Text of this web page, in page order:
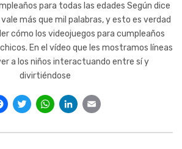
para todas las edades Según dice
más que mil palabras, y esto es verdad
cómo los videojuegos para cumpleaños
En el vídeo que les mostramos líneas
a los niños interactuando entre sí y
divirtiéndose
Facebook
Twitter
WhatsApp
LinkedIn